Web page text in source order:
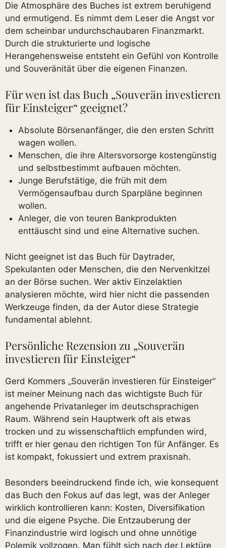
Die Atmosphäre des Buches ist extrem beruhigend
und ermutigend. Es nimmt dem Leser die Angst vor
dem scheinbar undurchschaubaren Finanzmarkt.
Durch die strukturierte und logische
Herangehensweise entsteht ein Gefühl von Kontrolle
und Souveränität über die eigenen Finanzen.
Für wen ist das Buch „Souverän investieren
für Einsteiger“ geeignet?
Absolute Börsenanfänger, die den ersten Schritt
wagen wollen.
Menschen, die ihre Altersvorsorge kostengünstig
und selbstbestimmt aufbauen möchten.
Junge Berufstätige, die früh mit dem
Vermögensaufbau durch Sparpläne beginnen
wollen.
Anleger, die von teuren Bankprodukten
enttäuscht sind und eine Alternative suchen.
Nicht geeignet ist das Buch für Daytrader,
Spekulanten oder Menschen, die den Nervenkitzel
an der Börse suchen. Wer aktiv Einzelaktien
analysieren möchte, wird hier nicht die passenden
Werkzeuge finden, da der Autor diese Strategie
fundamental ablehnt.
Persönliche Rezension zu „Souverän
investieren für Einsteiger“
Gerd Kommers „Souverän investieren für Einsteiger“
ist meiner Meinung nach das wichtigste Buch für
angehende Privatanleger im deutschsprachigen
Raum. Während sein Hauptwerk oft als etwas
trocken und zu wissenschaftlich empfunden wird,
trifft er hier genau den richtigen Ton für Anfänger. Es
ist kompakt, fokussiert und extrem praxisnah.
Besonders beeindruckend finde ich, wie konsequent
das Buch den Fokus auf das legt, was der Anleger
wirklich kontrollieren kann: Kosten, Diversifikation
und die eigene Psyche. Die Entzauberung der
Finanzindustrie wird logisch und ohne unnötige
Polemik vollzogen. Man fühlt sich nach der Lektüre